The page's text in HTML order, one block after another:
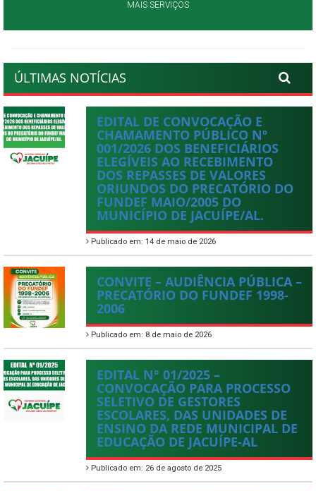
MAIS SERVIÇOS
ÚLTIMAS NOTÍCIAS
EDITAL DE CONVOCAÇÃO E
CHAMAMENTO PÚBLICO Nº
001/2026 DOS BENEFICIÁRIOS
ELEGÍVEIS AO RECEBIMENTO
DOS REPASSES DE VALORES
ORIUNDOS DO PRECATÓRIO DO
FUNDEF MAIO/2005 DO
MUNICÍPIO DE JACUÍPE/AL.
Publicado em: 14 de maio de 2026
CONVITE – AUDIÊNCIA PÚBLICA –
PRECATÓRIO DO FUNDEF 1998-
2006
Publicado em: 8 de maio de 2026
EDITAL N° 01/2025 –
CONVOCAÇÃO PARA PROCESSO
SELETIVO DE GESTORES
ESCOLARES, DAS UNIDADES DE
ENSINO DA REDE MUNICIPAL DE
EDUCAÇÃO DE JACUÍPE-AL
Publicado em: 26 de agosto de 2025